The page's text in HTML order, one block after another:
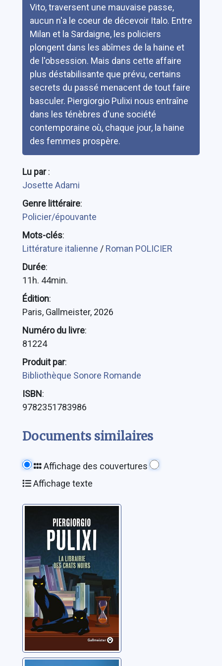
Vito, traversent une mauvaise passe,
aucun n'a le coeur de décevoir Italo. Entre
Milan et la Sardaigne, les policiers
plongent dans les abîmes de la haine et
de l'obsession. Mais dans cette affaire
plus déstabilisante que prévu, certains
secrets du passé menacent de tout faire
basculer. Piergiorgio Pulixi nous entraîne
dans les ténèbres d'une société
contemporaine où, chaque jour, la haine
des femmes prospère.
Lu par:
Josette Adami
Genre littéraire:
Policier/épouvante
Mots-clés:
Littérature italienne / Roman POLICIER
Durée:
11h. 44min.
Édition:
Paris, Gallmeister, 2026
Numéro du livre:
81224
Produit par:
Bibliothèque Sonore Romande
ISBN:
9782351783986
Documents similaires
Affichage des couvertures
Affichage texte
chats noirs
Pulixi, Piergiorgio